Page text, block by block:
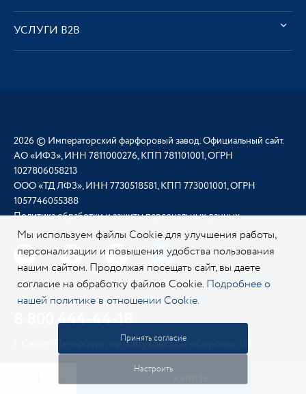
УСЛУГИ В2В
2026 © Императорский фарфоровый завод. Официальный сайт.
АО «ИФЗ», ИНН 7811000276, КПП 781101001, ОГРН
1027806058213
ООО «ТД ЛФЗ», ИНН 7730518581, КПП 773001001, ОГРН
1057746055388
Политика обработки и защиты персональных данных
8 800 444-44-18
г. Санкт-Петербург, пр. Обуховской обороны, 151
Мы используем файлы Cookie для улучшения работы,
персонализации и повышения удобства пользования
нашим сайтом. Продолжая посещать сайт, вы даете
согласие на обработку файлов Cookie. Подробнее о
нашей политике в отношении Cookie.
Принять согласие
Настроить